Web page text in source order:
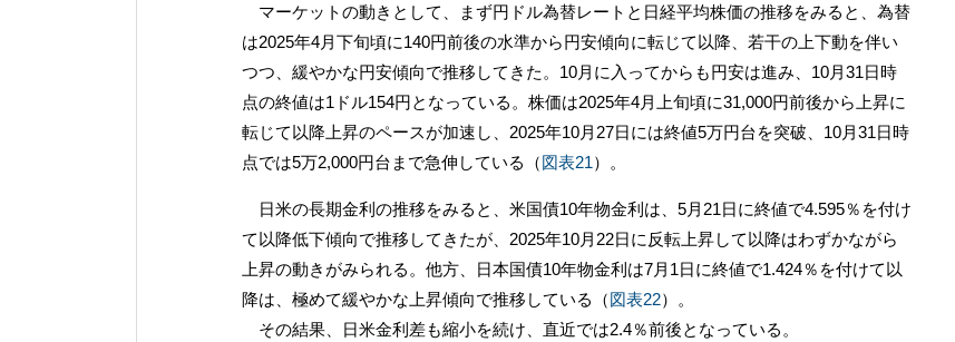
マーケットの動きとして、まず円ドル為替レートと日経平均株価の推移をみると、為替
は2025年4月下旬頃に140円前後の水準から円安傾向に転じて以降、若干の上下動を伴い
つつ、緩やかな円安傾向で推移してきた。10月に入ってからも円安は進み、10月31日時
点の終値は1ドル154円となっている。株価は2025年4月上旬頃に31,000円前後から上昇に
転じて以降上昇のペースが加速し、2025年10月27日には終値5万円台を突破、10月31日時
点では5万2,000円台まで急伸している（図表21）。
日米の長期金利の推移をみると、米国債10年物金利は、5月21日に終値で4.595％を付け
て以降低下傾向で推移してきたが、2025年10月22日に反転上昇して以降はわずかながら
上昇の動きがみられる。他方、日本国債10年物金利は7月1日に終値で1.424％を付けて以
降は、極めて緩やかな上昇傾向で推移している（図表22）。
その結果、日米金利差も縮小を続け、直近では2.4％前後となっている。